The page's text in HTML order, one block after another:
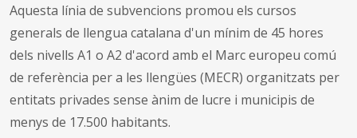
Aquesta línia de subvencions promou els cursos
generals de llengua catalana d'un mínim de 45 hores
dels nivells A1 o A2 d'acord amb el Marc europeu comú
de referència per a les llengües (MECR) organitzats per
entitats privades sense ànim de lucre i municipis de
menys de 17.500 habitants.